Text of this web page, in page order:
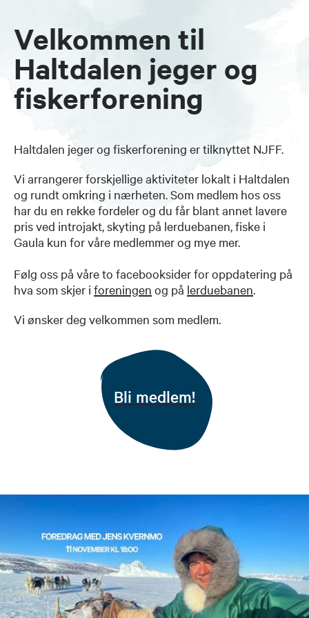
Velkommen til
Haltdalen jeger og
fiskerforening
Haltdalen jeger og fiskerforening er tilknyttet NJFF.
Vi arrangerer forskjellige aktiviteter lokalt i Haltdalen
og rundt omkring i nærheten. Som medlem hos oss
har du en rekke fordeler og du får blant annet lavere
pris ved introjakt, skyting på lerduebanen, fiske i
Gaula kun for våre medlemmer og mye mer.
Følg oss på våre to facebooksider for oppdatering på
hva som skjer i foreningen og på lerduebanen.
Vi ønsker deg velkommen som medlem.
Bli medlem!